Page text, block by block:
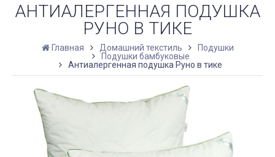
АНТИАЛЕРГЕННАЯ ПОДУШКА
РУНО В ТИКЕ
Главная Домашний текстиль
Подушки
Подушки бамбуковые
Антиалергенная подушка Руно в тике